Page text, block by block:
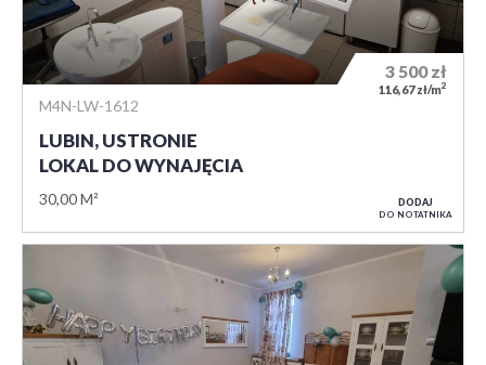
M4N-LW-1612
LUBIN, USTRONIE
LOKAL DO WYNAJĘCIA
30,00 M²
3 500zł
116,67 zł/m2
DODAJ
DO NOTATNIKA